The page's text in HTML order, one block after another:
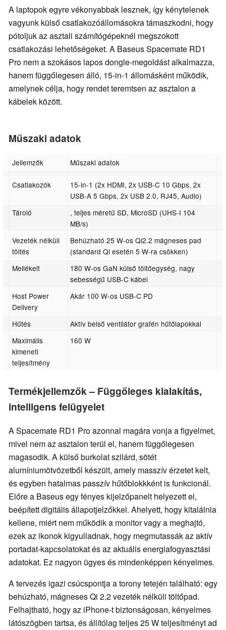
A laptopok egyre vékonyabbak lesznek, így kénytelenek
vagyunk külső csatlakozóállomásokra támaszkodni, hogy
pótoljuk az asztali számítógépeknél megszokott
csatlakozási lehetőségeket. A Baseus Spacemate RD1
Pro nem a szokásos lapos dongle-megoldást alkalmazza,
hanem függőlegesen álló, 15-in-1 állomásként működik,
amelynek célja, hogy rendet teremtsen az asztalon a
kábelek között.
Műszaki adatok
Jellemzők Műszaki adatok
Csatlakozók
15-in-1 (2x HDMI, 2x USB-C 10 Gbps, 2x
USB-A 5 Gbps, 2x USB 2.0, RJ45, Audio)
Tároló
, teljes méretű SD, MicroSD (UHS-I 104
MB/s)
Vezeték nélküli
töltés
Behúzható 25 W-os Qi2.2 mágneses pad
(standard Qi esetén 5 W-ra csökken)
Mellékelt
180 W-os GaN külső töltőegység, nagy
sebességű USB-C kábel
Host Power
Delivery
Akár 100 W-os USB-C PD
Hűtés
Aktív belső ventilátor grafén hűtőlapokkal
Maximális
kimeneti
teljesítmény
160 W
Termékjellemzők – Függőleges kialakítás,
intelligens felügyelet
A Spacemate RD1 Pro azonnal magára vonja a figyelmet,
mivel nem az asztalon terül el, hanem függőlegesen
magasodik. A külső burkolat szilárd, sötét
alumíniumötvözetből készült, amely masszív érzetet kelt,
és egyben hatalmas passzív hűtőblokkként is funkcionál.
Előre a Baseus egy fényes kijelzőpanelt helyezett el,
beépített digitális állapotjelzőkkel. Ahelyett, hogy kitalálnia
kellene, miért nem működik a monitor vagy a meghajtó,
ezek az ikonok kigyulladnak, hogy megmutassák az aktív
portadat-kapcsolatokat és az aktuális energiafogyasztási
adatokat. Ez nagyon ügyes és mindenképpen kényelmes.
A tervezés igazi csúcspontja a torony tetején található: egy
behúzható, mágneses Qi 2.2 vezeték nélküli töltőpad.
Felhajtható, hogy az iPhone-t biztonságosan, kényelmes
látószögben tartsa, és állítólag teljes 25 W teljesítményt ad